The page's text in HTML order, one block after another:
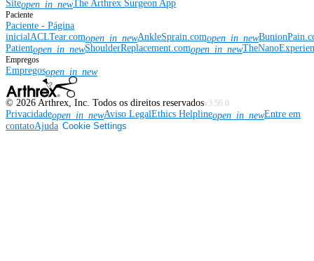
Siteopen_in_newThe Arthrex Surgeon App
Paciente
Paciente - Página
inicialACLTear.comopen_in_newAnkleSprain.comopen_in_new
Patientopen_in_newShoulderReplacement.comopen_in_new
Empregos
Empregosopen_in_new
© 2026 Arthrex, Inc. Todos os direitos reservadosv3.56.0
Privacidadeopen_in_newAviso LegalEthics Helplineopen_in_newEntre em
contatoAjuda Cookie Settings